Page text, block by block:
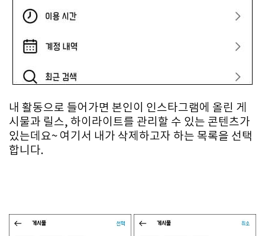
내 활동으로 들어가면 본인이 인스타그램에 올린 게
시물과 릴스, 하이라이트를 관리할 수 있는 콘텐츠가
있는데요~ 여기서 내가 삭제하고자 하는 목록을 선택
합니다.